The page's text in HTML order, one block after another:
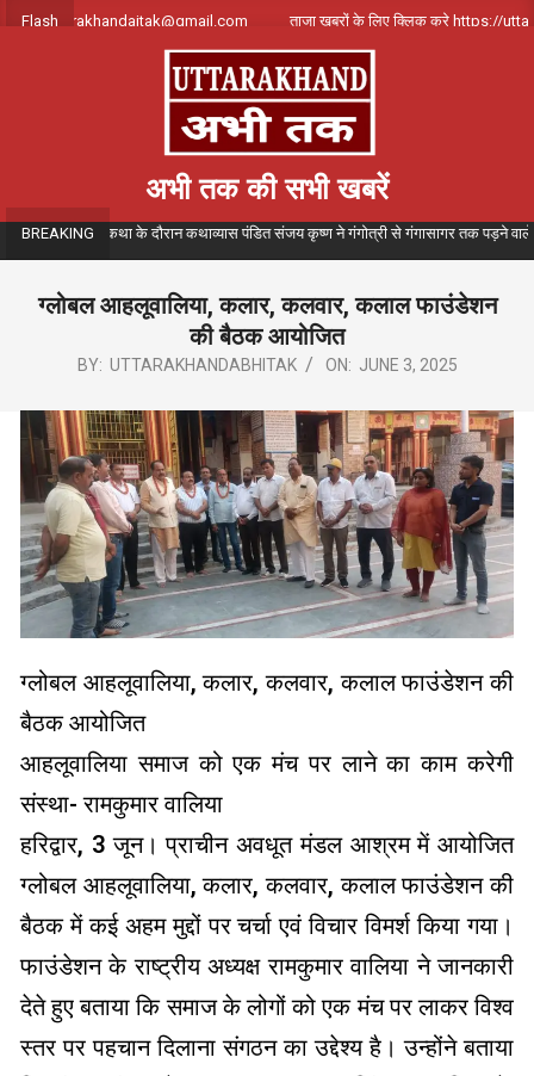
SkipFlash
uttarakhandajtak@gmail.com ताजा खबरों के लिए क्लिक करे https://
अभी तक की सभी खबरें
BREAKING
गंगा कथा के दौरान कथाव्यास पंडित संजय कृष्ण ने गंगोत्री से गंगासागर तक पड़ने वाले विभिन्न
ग्लोबल आहलूवालिया, कलार, कलवार, कलाल फाउंडेशन
की बैठक आयोजित
BY: UTTARAKHANDABHITAK ON: JUNE 3, 2025
ग्लोबल आहलूवालिया, कलार, कलवार, कलाल फाउंडेशन की
बैठक आयोजित
आहलूवालिया समाज को एक मंच पर लाने का काम करेगी
संस्था- रामकुमार वालिया
हरिद्वार, 3 जून। प्राचीन अवधूत मंडल आश्रम में आयोजित
ग्लोबल आहलूवालिया, कलार, कलवार, कलाल फाउंडेशन की
बैठक में कई अहम मुद्दों पर चर्चा एवं विचार विमर्श किया गया।
फाउंडेशन के राष्ट्रीय अध्यक्ष रामकुमार वालिया ने जानकारी
देते हुए बताया कि समाज के लोगों को एक मंच पर लाकर विश्व
स्तर पर पहचान दिलाना संगठन का उद्देश्य है। उन्होंने बताया